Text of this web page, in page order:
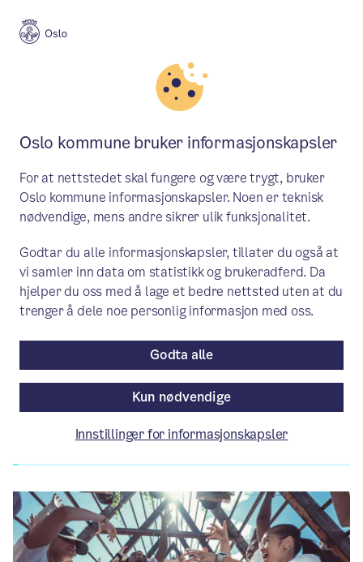
Soul Sessions Community for
ungdom som liker hip hop
Førti Oslo-ungdommer deltar gjennom
skoleåret i Soul Sessions Community for
å danse hip hop og streetdance, være
med i workshops og bygge et godt miljø.
/ Publisert: 02.04.2025
Av Kulturetaten
Artikkelen er mer enn ett år gammel.
Oslo kommune bruker informasjonskapsler
For at nettstedet skal fungere og være trygt, bruker
Oslo kommune informasjonskapsler. Noen er teknisk
nødvendige, mens andre sikrer ulik funksjonalitet.
Godtar du alle informasjonskapsler, tillater du også at
vi samler inn data om statistikk og brukeradferd. Da
hjelper du oss med å lage et bedre nettsted uten at du
trenger å dele noe personlig informasjon med oss.
Kun nødvendige
Godta alle
Innstillinger for informasjonskapsler